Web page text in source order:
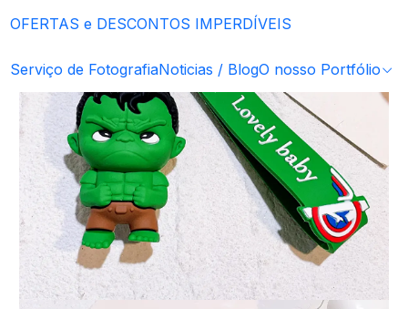
OFERTAS e DESCONTOS IMPERDÍVEIS
Serviço de FotografiaNoticias / BlogO nosso Portfólio